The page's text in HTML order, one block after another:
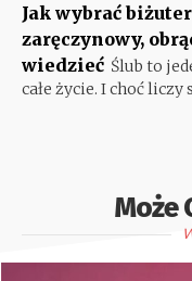
Jak wybrać
zaręczynowy,
wiedzieć Ślub to
całe życie. I choć
Może